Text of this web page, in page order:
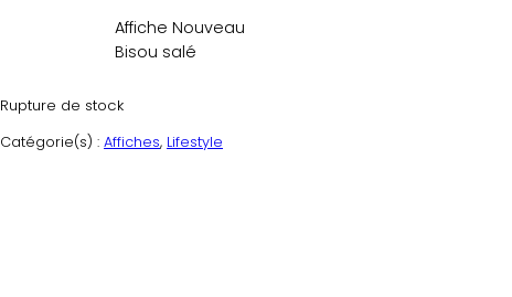
Affiche Nouveau
Bisou salé
Rupture de stock
Catégorie(s) : Affiches, Lifestyle